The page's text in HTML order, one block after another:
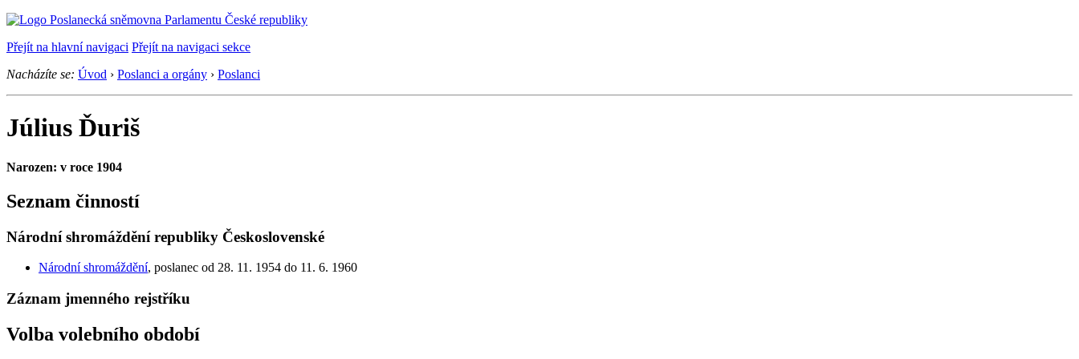
Přejít na hlavní navigaci Přejít na navigaci sekce
Nacházíte se: Úvod › Poslanci a orgány › Poslanci
Július Ďuriš
Narozen: v roce 1904
Seznam činností
Národní shromáždění republiky Československé
Národní shromáždění, poslanec od 28. 11. 1954 do 11. 6. 1960
Záznam jmenného rejstříku
Volba volebního období